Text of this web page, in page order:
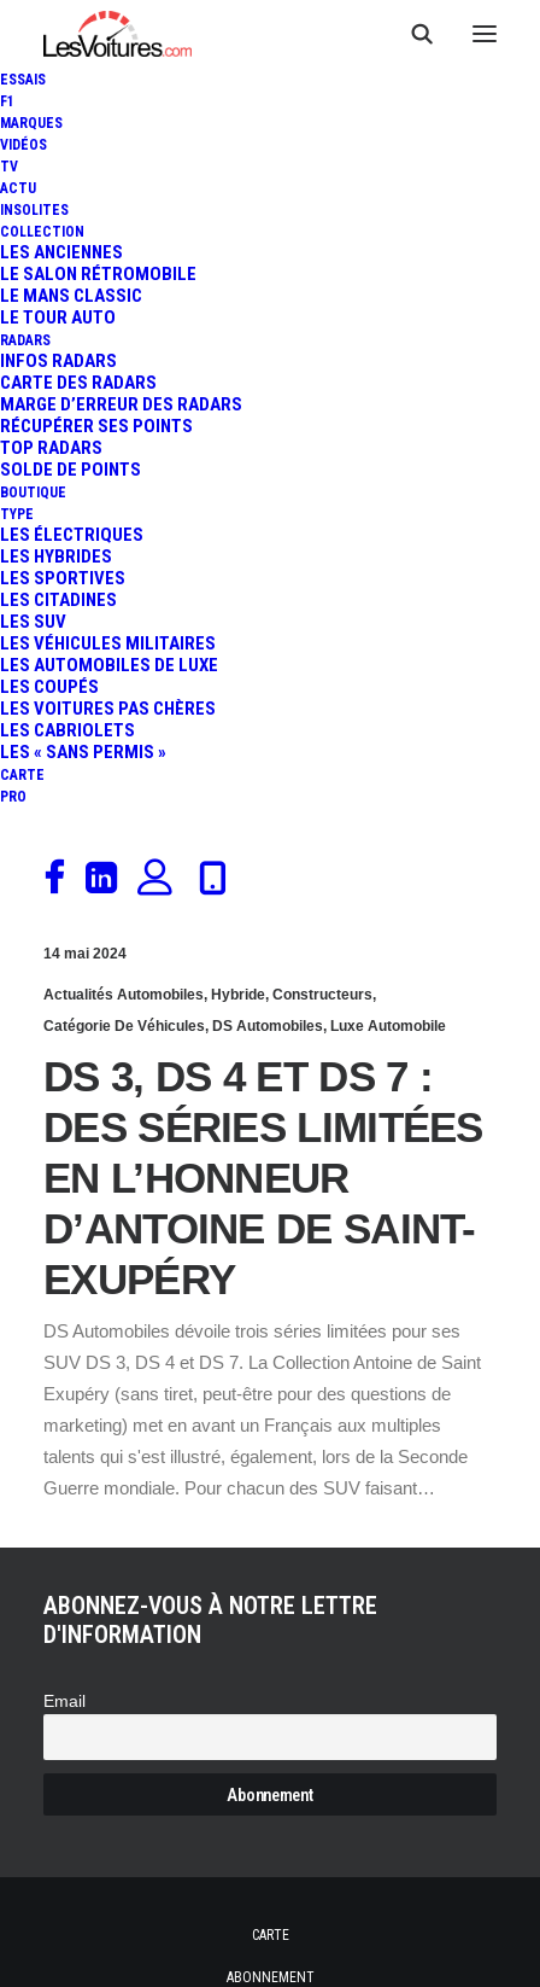
ESSAIS
F1
MARQUES
VIDÉOS
TV
ACTU
INSOLITES
COLLECTION
LES ANCIENNES
LE SALON RÉTROMOBILE
LE MANS CLASSIC
LE TOUR AUTO
RADARS
INFOS RADARS
CARTE DES RADARS
MARGE D’ERREUR DES RADARS
RÉCUPÉRER SES POINTS
TOP RADARS
SOLDE DE POINTS
BOUTIQUE
TYPE
LES ÉLECTRIQUES
LES HYBRIDES
LES SPORTIVES
LES CITADINES
LES SUV
LES VÉHICULES MILITAIRES
LES AUTOMOBILES DE LUXE
LES COUPÉS
LES VOITURES PAS CHÈRES
LES CABRIOLETS
LES « SANS PERMIS »
CARTE
PRO
BUGATTI W16 MISTRAL :
QUAND ANTOINE DE
SAINT‑EXUPÉRY INSPIRE
LA PLUS POÉTIQUE DES
14 mai 2024
Actualités Automobiles, Hybride, Constructeurs,
Catégorie De Véhicules, DS Automobiles, Luxe Automobile
DS 3, DS 4 ET DS 7 :
DES SÉRIES LIMITÉES
EN L’HONNEUR
D’ANTOINE DE SAINT-
EXUPÉRY
DS Automobiles dévoile trois séries limitées pour ses
SUV DS 3, DS 4 et DS 7. La Collection Antoine de Saint
Exupéry (sans tiret, peut-être pour des questions de
marketing) met en avant un Français aux multiples
talents qui s'est illustré, également, lors de la Seconde
Guerre mondiale. Pour chacun des SUV faisant…
ABONNEZ-VOUS À NOTRE LETTRE
D'INFORMATION
Email
CARTE
ABONNEMENT